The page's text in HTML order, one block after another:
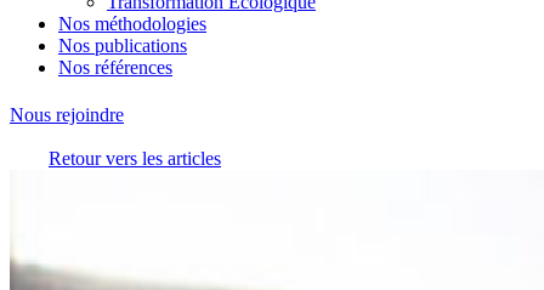
Nos méthodologies
Nos publications
Nos références
Nous rejoindre
Retour vers les articles